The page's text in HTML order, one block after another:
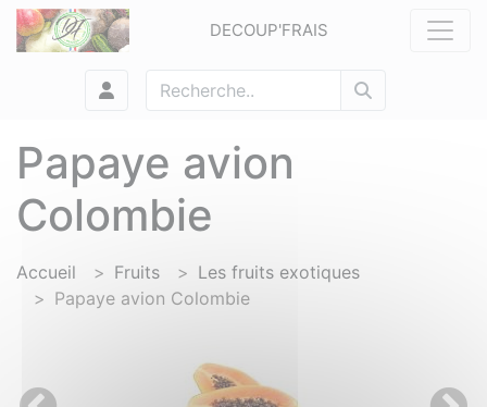
DECOUP'FRAIS
Papaye avion
Colombie
Accueil Fruits
Les fruits exotiques
Papaye avion Colombie
Panneau de gestion des cookies